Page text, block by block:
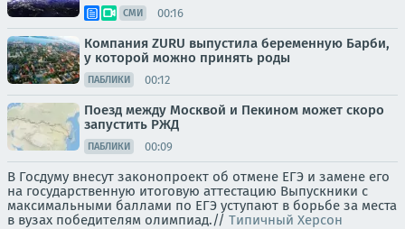
СМИ 00:16
Компания ZURU выпустила беременную Барби,
у которой можно принять роды
ПАБЛИКИ 00:12
Поезд между Москвой и Пекином может скоро
запустить РЖД
ПАБЛИКИ 00:09
В Госдуму внесут законопроект об отмене ЕГЭ и замене его
на государственную итоговую аттестацию Выпускники с
максимальными баллами по ЕГЭ уступают в борьбе за места
в вузах победителям олимпиад.// Типичный Херсон